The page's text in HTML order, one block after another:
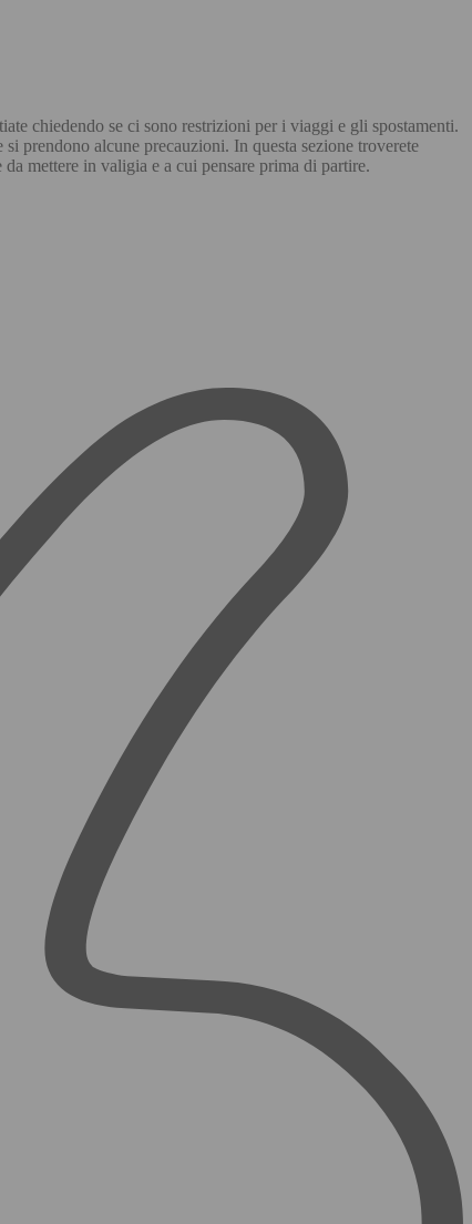
chiedendo se ci sono restrizioni per i viaggi e gli spostamenti.
prendono alcune precauzioni. In questa sezione troverete
mettere in valigia e a cui pensare prima di partire.